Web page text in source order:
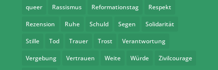
queer Rassismus Reformationstag Respekt
Rezension Ruhe Schuld Segen Solidarität
Stille Tod Trauer Trost Verantwortung
Vergebung Vertrauen Weite Würde Zivilcourage